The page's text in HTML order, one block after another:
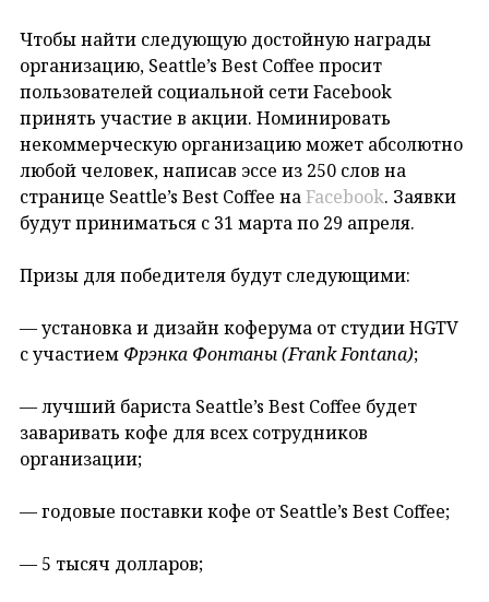
Чтобы найти следующую достойную награды
организацию, Seattle’s Best Coffee просит
пользователей социальной сети Facebook
принять участие в акции. Номинировать
некоммерческую организацию может абсолютно
любой человек, написав эссе из 250 слов на
странице Seattle’s Best Coffee наFacebook. Заявки
будут приниматься с 31 марта по 29 апреля.
Призы для победителя будут следующими:
— установка и дизайн коферума от студии HGTV
с участием Фрэнка Фонтаны (Frank Fontana);
— лучший бариста Seattle’s Best Coffee будет
заваривать кофе для всех сотрудников
организации;
— годовые поставки кофе от Seattle’s Best Coffee;
— 5 тысяч долларов;